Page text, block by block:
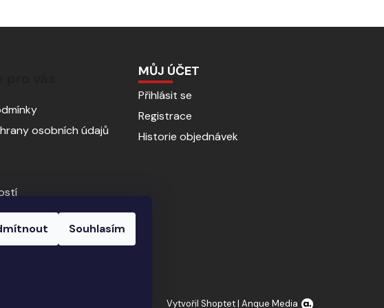
Souhlasím
osobních údajů
pro koně
MŮJ ÚČET
Přihlásit se
Registrace
Historie objednávek
Vytvořil Shoptet| Anque Media